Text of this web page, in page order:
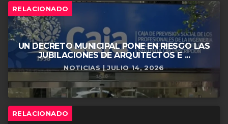
RELACIONADO
UN DECRETO MUNICIPAL PONE EN RIESGO LAS
JUBILACIONES DE ARQUITECTOS E ...
NOTICIAS | JULIO 14, 2026
RELACIONADO